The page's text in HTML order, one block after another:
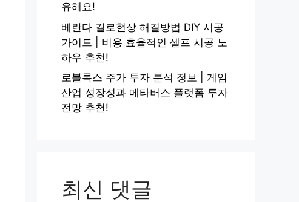
유해요!
베란다 결로현상 해결방법 DIY 시공
가이드 | 비용 효율적인 셀프 시공 노
하우 추천!
로블록스 주가 투자 분석 정보 | 게임
산업 성장성과 메타버스 플랫폼 투자
전망 추천!
최신 댓글